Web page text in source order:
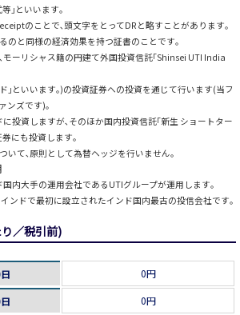
｣といいます｡
のことで､頭文字をとってDRと略すことがあります｡
のと同様の経済効果を持つ証書のことです｡
ーリシャス籍の円建て外国投資信託｢Shinsei UTI India
｣といいます｡)の投資証券への投資を通じて行います(当フ
ンズです)｡
投資しますが､そのほか国内投資信託｢新生 ショートター
にも投資します｡
いて､原則として為替ヘッジを行いません｡
内大手の運用会社であるUTIグループが運用します｡
ンドで最初に設立されたインド国内最古の投信会社です｡
／税引前)
0円
0円